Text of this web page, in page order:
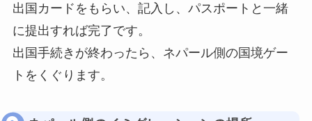
出国カードをもらい、記入し、パスポートと一緒
に提出すれば完了です。
出国手続きが終わったら、ネパール側の国境ゲー
トをくぐります。